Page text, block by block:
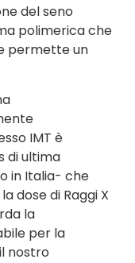
del seno
polimerica che
permette un
IMT è
di ultima
in Italia- che
dose di Raggi X
la
per la
nostro